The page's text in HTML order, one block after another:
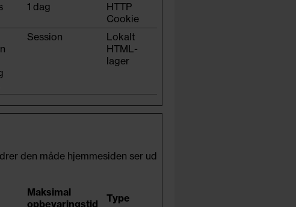
1 dag
HTTP
Cookie
Session
Lokalt
HTML-
lager
den måde hjemmesiden ser ud
Maksimal
opbevaringstid
Type